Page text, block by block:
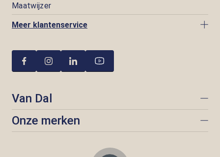
Maatwijzer
Meer klantenservice
Van Dal
Onze merken